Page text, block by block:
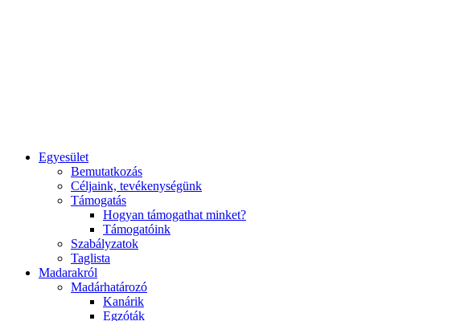
Egyesület
Bemutatkozás
Céljaink, tevékenységünk
Támogatás
Hogyan támogathat minket?
Támogatóink
Szabályzatok
Taglista
Madarakról
Madárhatározó
Kanárik
Egzóták